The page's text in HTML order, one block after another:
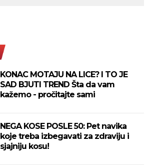
KONAC MOTAJU NA LICE? I TO JE
SAD BJUTI TREND Šta da vam
kažemo - pročitajte sami
NEGA KOSE POSLE 50: Pet navika
koje treba izbegavati za zdraviju i
sjajniju kosu!